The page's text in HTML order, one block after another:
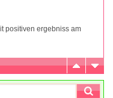
positiven ergebniss am